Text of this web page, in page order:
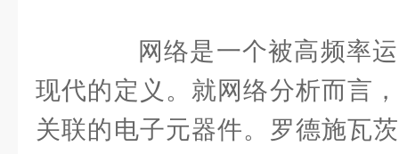
网络是一个被高频率运
现代的定义。就网络分析而言
关联的电子元器件。罗德施瓦